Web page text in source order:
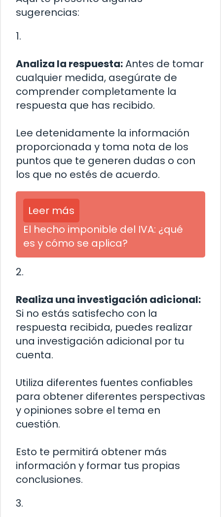
sugerencias:
1.
Analiza la respuesta:Antes de tomar
cualquier medida, asegúrate de
comprender completamente la
respuesta que has recibido.
Lee detenidamente la información
proporcionada y toma nota de los
puntos que te generen dudas o con
los que no estés de acuerdo.
Leer más
El hecho imponible del IVA: ¿qué
es y cómo se aplica?
2.
Realiza una investigación adicional:
Si no estás satisfecho con la
respuesta recibida, puedes realizar
una investigación adicional por tu
cuenta.
Utiliza diferentes fuentes confiables
para obtener diferentes perspectivas
y opiniones sobre el tema en
cuestión.
Esto te permitirá obtener más
información y formar tus propias
conclusiones.
3.